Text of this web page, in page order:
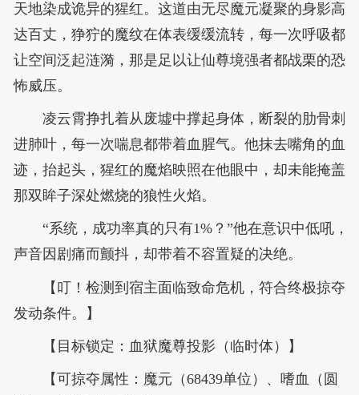
天地染成诡异的猩红。这道由无尽魔元凝聚的身影高
达百丈，狰狞的魔纹在体表缓缓流转，每一次呼吸都
让空间泛起涟漪，那是足以让仙尊境强者都战栗的恐
怖威压。
凌云霄挣扎着从废墟中撑起身体，断裂的肋骨刺
进肺叶，每一次喘息都带着血腥气。他抹去嘴角的血
迹，抬起头，猩红的魔焰映照在他眼中，却未能掩盖
那双眸子深处燃烧的狼性火焰。
“系统，成功率真的只有1%？”他在意识中低吼，
声音因剧痛而颤抖，却带着不容置疑的决绝。
【叮！检测到宿主面临致命危机，符合终极掠夺
发动条件。】
【目标锁定：血狱魔尊投影（临时体）】
【可掠夺属性：魔元（68439单位）、嗜血（圆